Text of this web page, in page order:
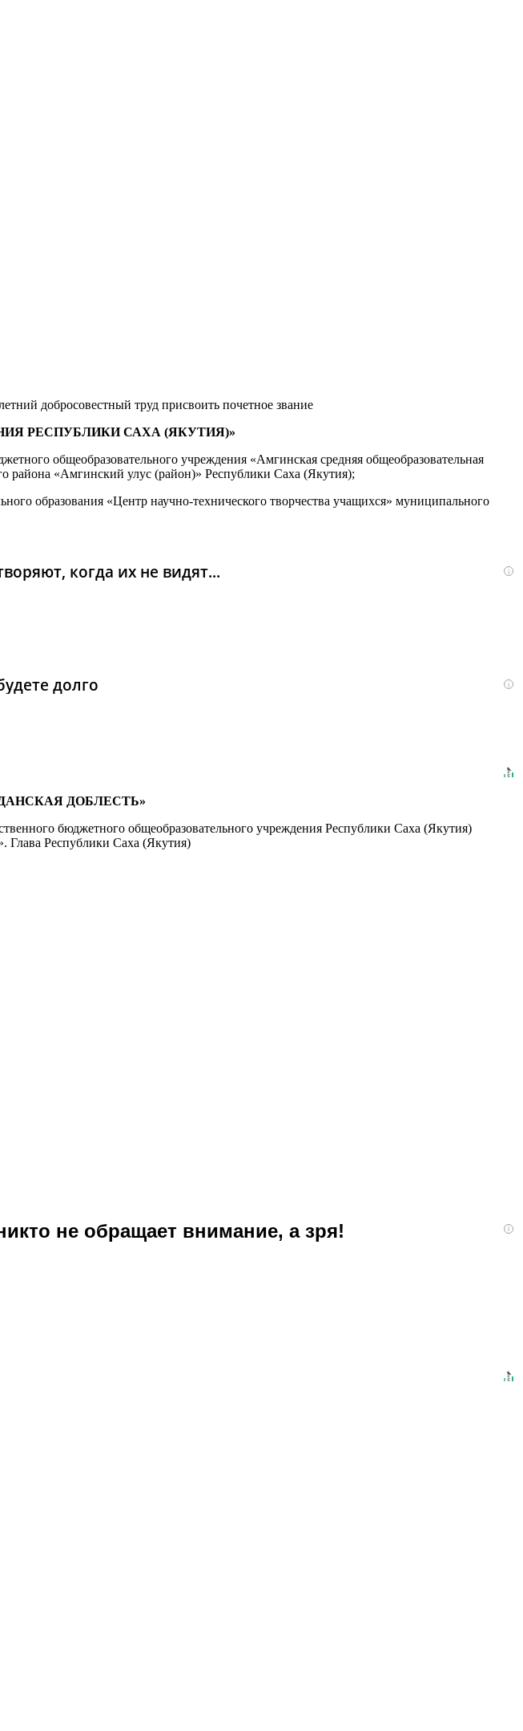
добросовестный труд присвоить почетное звание
РЕСПУБЛИКИ САХА (ЯКУТИЯ)»
общеобразовательного учреждения «Амгинская средняя общеобразовательная
«Амгинский улус (район)» Республики Саха (Якутия);
образования «Центр научно-технического творчества учащихся» муниципального
i
когда их не видят...
i
долго
ДОБЛЕСТЬ»
бюджетного общеобразовательного учреждения Республики Саха (Якутия)
Глава Республики Саха (Якутия)
i
не обращает внимание, а зря!